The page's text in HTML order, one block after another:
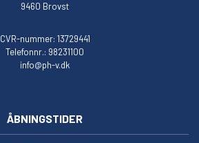
9460 Brovst
CVR-nummer: 13729441
Telefonnr.: 98231100
info@ph-v.dk
ÅBNINGSTIDER